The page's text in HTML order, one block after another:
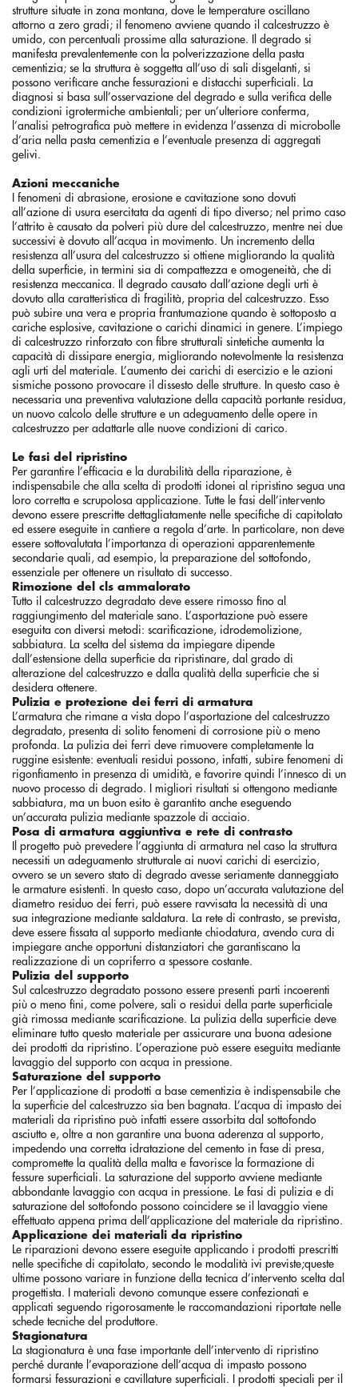
strutture situate in zona montana, dove le temperature oscillano
attorno a zero gradi; il fenomeno avviene quando il calcestruzzo è
umido, con percentuali prossime alla saturazione. Il degrado si
manifesta prevalentemente con la polverizzazione della pasta
cementizia; se la struttura è soggetta all’uso di sali disgelanti, si
possono verificare anche fessurazioni e distacchi superficiali. La
diagnosi si basa sull’osservazione del degrado e sulla verifica delle
condizioni igrotermiche ambientali; per un’ulteriore conferma,
l’analisi petrografica può mettere in evidenza l’assenza di microbolle
d’aria nella pasta cementizia e l’eventuale presenza di aggregati
gelivi.
Azioni meccaniche
I fenomeni di abrasione, erosione e cavitazione sono dovuti
all’azione di usura esercitata da agenti di tipo diverso; nel primo caso
l’attrito è causato da polveri più dure del calcestruzzo, mentre nei due
successivi è dovuto all’acqua in movimento. Un incremento della
resistenza all’usura del calcestruzzo si ottiene migliorando la qualità
della superficie, in termini sia di compattezza e omogeneità, che di
resistenza meccanica. Il degrado causato dall’azione degli urti è
dovuto alla caratteristica di fragilità, propria del calcestruzzo. Esso
può subire una vera e propria frantumazione quando è sottoposto a
cariche esplosive, cavitazione o carichi dinamici in genere. L’impiego
di calcestruzzo rinforzato con fibre strutturali sintetiche aumenta la
capacità di dissipare energia, migliorando notevolmente la resistenza
agli urti del materiale. L’aumento dei carichi di esercizio e le azioni
sismiche possono provocare il dissesto delle strutture. In questo caso è
necessaria una preventiva valutazione della capacità portante residua,
un nuovo calcolo delle strutture e un adeguamento delle opere in
calcestruzzo per adattarle alle nuove condizioni di carico.
Le fasi del ripristino
Per garantire l’efficacia e la durabilità della riparazione, è
indispensabile che alla scelta di prodotti idonei al ripristino segua una
loro corretta e scrupolosa applicazione. Tutte le fasi dell’intervento
devono essere prescritte dettagliatamente nelle specifiche di capitolato
ed essere eseguite in cantiere a regola d’arte. In particolare, non deve
essere sottovalutata l’importanza di operazioni apparentemente
secondarie quali, ad esempio, la preparazione del sottofondo,
essenziale per ottenere un risultato di successo.
Rimozione del cls ammalorato
Tutto il calcestruzzo degradato deve essere rimosso fino al
raggiungimento del materiale sano. L’asportazione può essere
eseguita con diversi metodi: scarificazione, idrodemolizione,
sabbiatura. La scelta del sistema da impiegare dipende
dall’estensione della superficie da ripristinare, dal grado di
alterazione del calcestruzzo e dalla qualità della superficie che si
desidera ottenere.
Pulizia e protezione dei ferri di armatura
L’armatura che rimane a vista dopo l’asportazione del calcestruzzo
degradato, presenta di solito fenomeni di corrosione più o meno
profonda. La pulizia dei ferri deve rimuovere completamente la
ruggine esistente: eventuali residui possono, infatti, subire fenomeni di
rigonfiamento in presenza di umidità, e favorire quindi l’innesco di un
nuovo processo di degrado. I migliori risultati si ottengono mediante
sabbiatura, ma un buon esito è garantito anche eseguendo
un’accurata pulizia mediante spazzole di acciaio.
Posa di armatura aggiuntiva e rete di contrasto
Il progetto può prevedere l’aggiunta di armatura nel caso la struttura
necessiti un adeguamento strutturale ai nuovi carichi di esercizio,
ovvero se un severo stato di degrado avesse seriamente danneggiato
le armature esistenti. In questo caso, dopo un’accurata valutazione del
diametro residuo dei ferri, può essere ravvisata la necessità di una
sua integrazione mediante saldatura. La rete di contrasto, se prevista,
deve essere fissata al supporto mediante chiodatura, avendo cura di
impiegare anche opportuni distanziatori che garantiscano la
realizzazione di un copriferro a spessore costante.
Pulizia del supporto
Sul calcestruzzo degradato possono essere presenti parti incoerenti
più o meno fini, come polvere, sali o residui della parte superficiale
già rimossa mediante scarificazione. La pulizia della superficie deve
eliminare tutto questo materiale per assicurare una buona adesione
dei prodotti da ripristino. L’operazione può essere eseguita mediante
lavaggio del supporto con acqua in pressione.
Saturazione del supporto
Per l’applicazione di prodotti a base cementizia è indispensabile che
la superficie del calcestruzzo sia ben bagnata. L’acqua di impasto dei
materiali da ripristino può infatti essere assorbita dal sottofondo
asciutto e, oltre a non garantire una buona aderenza al supporto,
impedendo una corretta idratazione del cemento in fase di presa,
compromette la qualità della malta e favorisce la formazione di
fessure superficiali. La saturazione del supporto avviene mediante
abbondante lavaggio con acqua in pressione. Le fasi di pulizia e di
saturazione del sottofondo possono coincidere se il lavaggio viene
effettuato appena prima dell’applicazione del materiale da ripristino.
Applicazione dei materiali da ripristino
Le riparazioni devono essere eseguite applicando i prodotti prescritti
nelle specifiche di capitolato, secondo le modalità ivi previste;queste
ultime possono variare in funzione della tecnica d’intervento scelta dal
progettista. I materiali devono comunque essere confezionati e
applicati seguendo rigorosamente le raccomandazioni riportate nelle
schede tecniche del produttore.
Stagionatura
La stagionatura è una fase importante dell’intervento di ripristino
perché durante l’evaporazione dell’acqua di impasto possono
formarsi fessurazioni e cavillature superficiali. I prodotti speciali per il